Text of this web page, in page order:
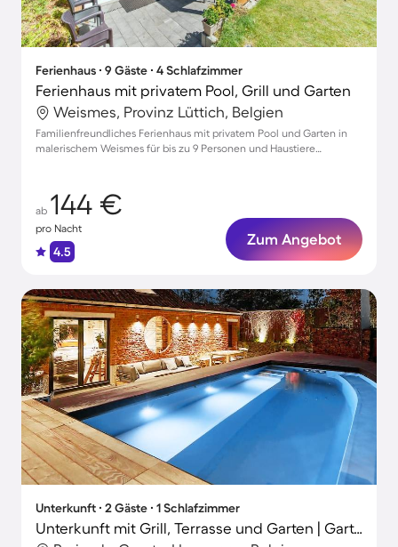
Ferienhaus ∙ 9 Gäste ∙ 4 Schlafzimmer
Ferienhaus mit privatem Pool, Grill und Garten
Weismes, Provinz Lüttich, Belgien
Familienfreundliches Ferienhaus mit privatem Pool und Garten in
malerischem Weismes für bis zu 9 Personen und Haustiere
ab 144 €
pro Nacht
4.5
Zum Angebot
Unterkunft ∙ 2 Gäste ∙ 1 Schlafzimmer
Unterkunft mit Grill, Terrasse und Garten | Gartenblick